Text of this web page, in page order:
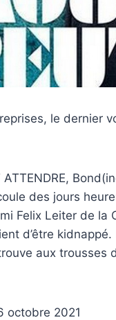
le dernier
ATTENDRE,
des jours
Felix Leiter de la
d’être
aux trousses
octobre 2021